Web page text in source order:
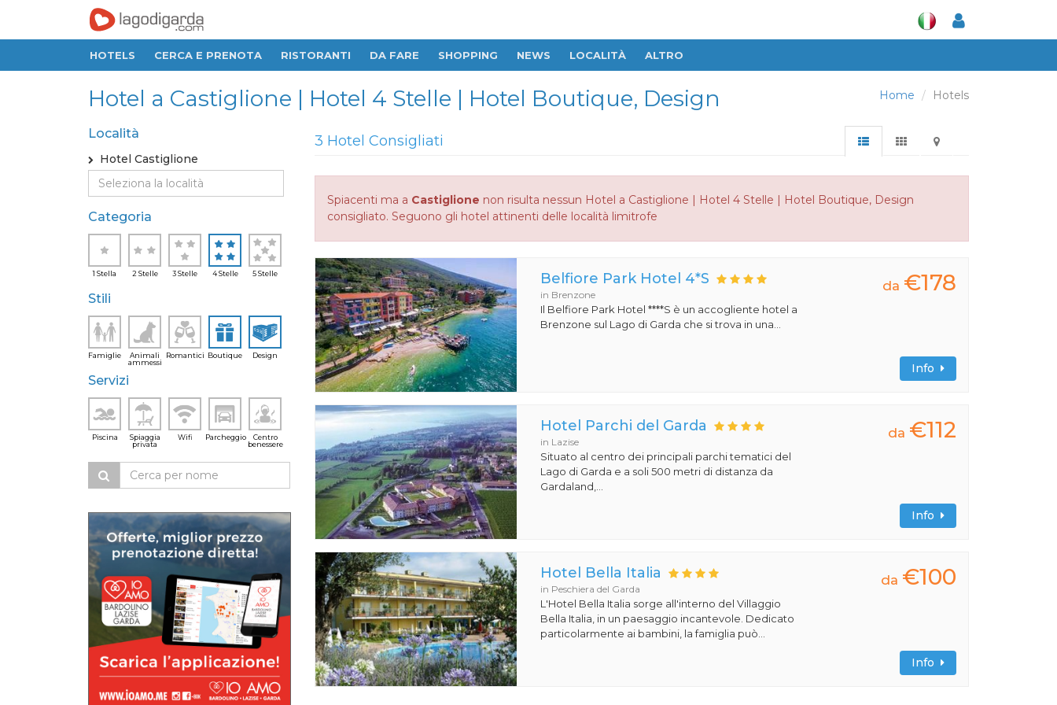
HOTELS CERCA E PRENOTA RISTORANTI DA FARE SHOPPING NEWS LOCALITÀ ALTRO
Home Hotels
Hotel a Castiglione | Hotel 4 Stelle | Hotel Boutique, Design
Località
Hotel Castiglione
Categoria
1 Stella 2 Stelle 3 Stelle 4 Stelle 5 Stelle
Stili
Famiglie
Animali
ammessi
Romantici Boutique Design
Servizi
Piscina
Spiaggia
privata
Wifi Parcheggio
Centro
benessere
3 Hotel Consigliati
Spiacenti ma a Castiglione non risulta nessun Hotel a Castiglione | Hotel 4 Stelle | Hotel Boutique, Design
consigliato. Seguono gli hotel attinenti delle località limitrofe
Belfiore Park Hotel 4*S
in Brenzone
Il Belfiore Park Hotel ****S è un accogliente hotel a
Brenzone sul Lago di Garda che si trova in una...
da €178
Info
Hotel Parchi del Garda
in Lazise
Situato al centro dei principali parchi tematici del
Lago di Garda e a soli 500 metri di distanza da
Gardaland,...
da €112
Info
Hotel Bella Italia
in Peschiera del Garda
L'Hotel Bella Italia sorge all'interno del Villaggio
Bella Italia, in un paesaggio incantevole. Dedicato
particolarmente ai bambini, la famiglia può...
da €100
Info